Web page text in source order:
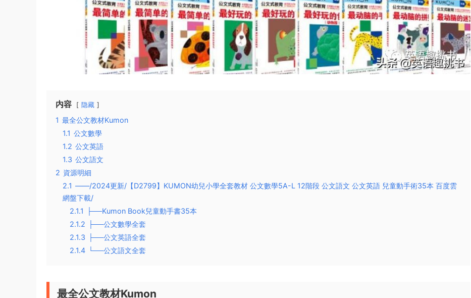
内容 隐藏
1 最全公文教材Kumon
1.1 公文數學
1.2 公文英語
1.3 公文語文
2 資源明細
2.1 ——/2024更新/【D2799】KUMON幼兒小學全套教材 公文數學5A-L 12階段 公文語文 公文英語 兒童動手術35本 百度雲
網盤下載/
2.1.1
├──Kumon Book兒童動手書35本
2.1.2
├──公文數學全套
2.1.3
├──公文英語全套
2.1.4 └──公文語文全套
最全公文教材Kumon